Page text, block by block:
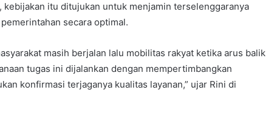
itu ditujukan untuk menjamin terselenggaranya
secara optimal.
masih berjalan lalu mobilitas rakyat ketika arus balik
tugas ini dijalankan dengan mempertimbangkan
konfirmasi terjaganya kualitas layanan,” ujar Rini di